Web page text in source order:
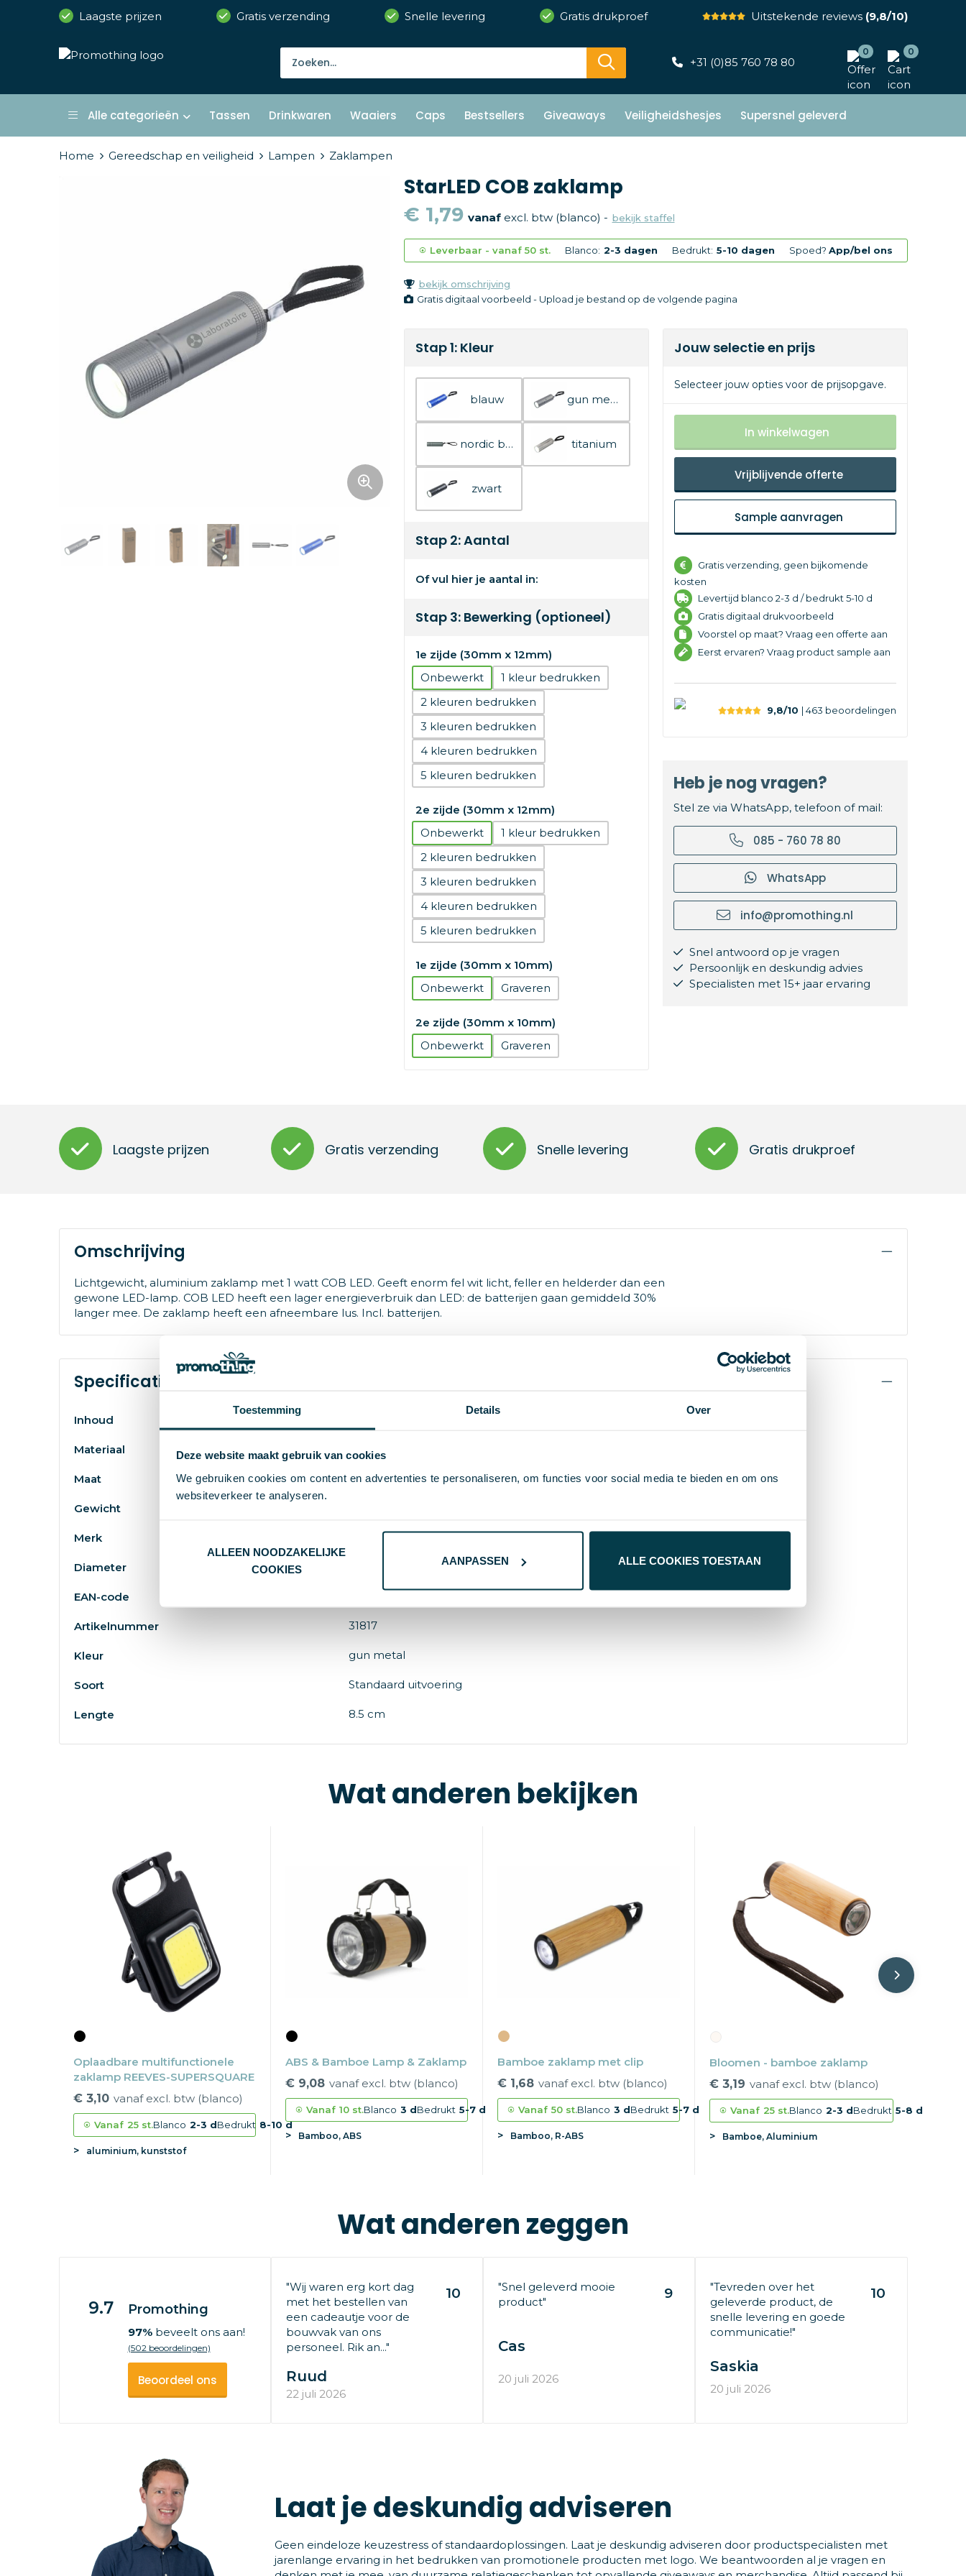
Toestemming Details Over
Deze website maakt gebruik van cookies
We gebruiken cookies om content en advertenties te personaliseren, om functies voor social media te bieden en om ons
websiteverkeer te analyseren.
ALLEEN NOODZAKELIJKE
COOKIES
AANPASSEN ALLE COOKIES TOESTAAN
Laagste prijzen Gratis verzending Snelle levering Gratis drukproef Uitstekende reviews(9,8/10)
+31 (0)85 760 78 80
0 0
Alle categorieën Tassen Drinkwaren Waaiers Caps Bestsellers Giveaways Veiligheidshesjes Supersnel geleverd
Home Gereedschap en veiligheid Lampen Zaklampen
StarLED COB zaklamp
€ 1,79 vanafexcl. btw (blanco) - bekijk staffel
Leverbaar - vanaf 50 st. Blanco: 2-3 dagen Bedrukt: 5-10 dagen Spoed? App/bel ons
bekijk omschrijving
Gratis digitaal voorbeeld - Upload je bestand op de volgende pagina
Stap 1: Kleur
blauw gun metal
nordic blue titanium
zwart
Stap 2: Aantal
Of vul hier je aantal in:
Stap 3: Bewerking (optioneel)
1e zijde (30mm x 12mm)
Onbewerkt
1
2
3
4
5
2e zijde (30mm x 12mm)
Onbewerkt
1
2
3
4
5
1e zijde (30mm x 10mm)
Onbewerkt
Graveren
2e zijde (30mm x 10mm)
Onbewerkt
Graveren
Jouw selectie en prijs
Selecteer jouw opties voor de prijsopgave.
In winkelwagen
Vrijblijvende offerte
Sample aanvragen
Gratis verzending, geen bijkomende
kosten
Levertijd blanco 2-3 d / bedrukt 5-10 d
Gratis digitaal drukvoorbeeld
Voorstel op maat? Vraag een offerte aan
Eerst ervaren? Vraag product sample aan
9,8/10 | 463 beoordelingen
Heb je nog vragen?
Stel ze via WhatsApp, telefoon of mail:
085 - 760 78 80
WhatsApp
info@promothing.nl
Snel antwoord op je vragen
Persoonlijk en deskundig advies
Specialisten met 15+ jaar ervaring
Laagste prijzen Gratis verzending Snelle levering Gratis drukproef
Omschrijving
Lichtgewicht, aluminium zaklamp met 1 watt COB LED. Geeft enorm fel wit licht, feller en helderder dan een
gewone LED-lamp. COB LED heeft een lager energieverbruik dan LED: de batterijen gaan gemiddeld 30%
langer mee. De zaklamp heeft een afneembare lus. Incl. batterijen.
Specificaties
Inhoud
Materiaal Aluminium
Maat # Geen maat
Gewicht
Merk
Diameter
EAN-code
Artikelnummer 31817
Kleur gun metal
Soort Standaard uitvoering
Lengte 8.5 cm
Wat anderen bekijken
Oplaadbare multifunctionele
zaklamp REEVES-SUPERSQUARE
€ 3,10 vanaf excl. btw (blanco)
Vanaf 25 st.Blanco 2-3 dBedrukt 8-10 d
aluminium, kunststof
ABS & Bamboe Lamp & Zaklamp
€ 9,08 vanaf excl. btw (blanco)
Vanaf 10 st.Blanco 3 dBedrukt 5-7 d
Bamboo, ABS
Bamboe zaklamp met clip
€ 1,68 vanaf excl. btw (blanco)
Vanaf 50 st.Blanco 3 dBedrukt 5-7 d
Bamboo, R-ABS
Bloomen - bamboe zaklamp
€ 3,19 vanaf excl. btw (blanco)
Vanaf 25 st.Blanco 2-3 dBedrukt 5-8 d
Bamboe, Aluminium
Wat anderen zeggen
9.7 Promothing
97%beveelt ons aan!
(502 beoordelingen)
Beoordeel ons
"Wij waren erg kort dag
met het bestellen van
een cadeautje voor de
bouwvak van ons
personeel. Rik an..."
10
Ruud
22 juli 2026
"Snel geleverd mooie
product"
9
Cas
20 juli 2026
"Tevreden over het
geleverde product, de
snelle levering en goede
communicatie!"
10
Saskia
20 juli 2026
Laat je deskundig adviseren
Geen eindeloze keuzestress of standaardoplossingen. Laat je deskundig adviseren door productspecialisten met
jarenlange ervaring in het bedrukken van promotionele producten met logo. We beantwoorden al je vragen en